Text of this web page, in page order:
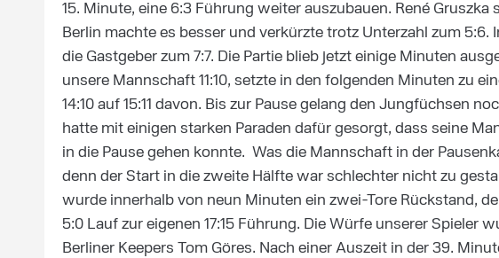
15. Minute, eine 6:3 Führung weiter auszubauen. René Gruszka
Berlin machte es besser und verkürzte trotz Unterzahl zum 5:6.
die Gastgeber zum 7:7. Die Partie blieb jetzt einige Minuten
unsere Mannschaft 11:10, setzte in den folgenden Minuten zu
14:10 auf 15:11 davon. Bis zur Pause gelang den Jungfüchsen
hatte mit einigen starken Paraden dafür gesorgt, dass seine
in die Pause gehen konnte. Was die Mannschaft in der
denn der Start in die zweite Hälfte war schlechter nicht zu
wurde innerhalb von neun Minuten ein zwei-Tore Rückstand,
5:0 Lauf zur eigenen 17:15 Führung. Die Würfe unserer Spieler
Berliner Keepers Tom Göres. Nach einer Auszeit in der 39.